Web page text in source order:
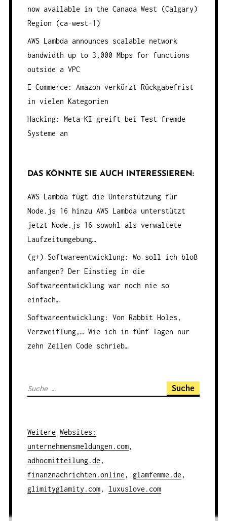
now available in the Canada West (Calgary)
Region (ca-west-1)
AWS Lambda announces scalable network
bandwidth up to 3,000 Mbps for functions
outside a VPC
E-Commerce: Amazon verkürzt Rückgabefrist
in vielen Kategorien
Hacking: Meta-KI greift bei Test fremde
Systeme an
DAS KÖNNTE SIE AUCH INTERESSIEREN:
AWS Lambda fügt die Unterstützung für
Node.js 16 hinzu AWS Lambda unterstützt
jetzt Node.js 16 sowohl als verwaltete
Laufzeitumgebung…
(g+) Softwareentwicklung: Wo soll ich bloß
anfangen? Der Einstieg in die
Softwareentwicklung war noch nie so
einfach…
Softwareentwicklung: Von Rabbit Holes,
Verzweiflung,…Wie ich in fünf Tagen nur
zehn Zeilen Code schrieb…
S
h
e
n
a
c
Weitere Websites :
unternehmensmeldungen.com,
adhocmitteilung.de ,
finanznachrichten.online , glamfemme.de ,
glimityglamity.com, luxuslove.com